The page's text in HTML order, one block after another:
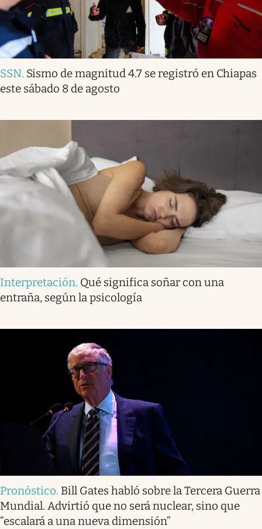
SSN. Sismo de magnitud 4.7 se registró en Chiapas
este sábado 8 de agosto
Interpretación. Qué significa soñar con una
entraña, según la psicología
Pronóstico. Bill Gates habló sobre la Tercera Guerra
Mundial. Advirtió que no será nuclear, sino que
“escalará a una nueva dimensión”